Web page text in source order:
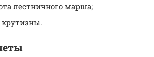
лестничного марша;
крутизны.